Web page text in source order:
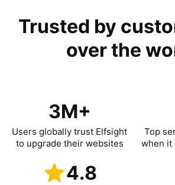
Trusted by
over the
3M+
Users globally trust Elfsight
to upgrade their websites
Top
when it
4.8